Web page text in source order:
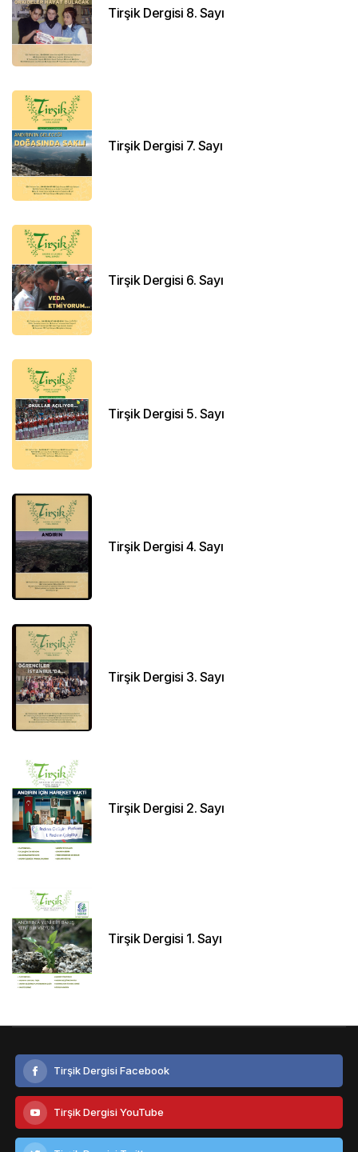
Tirşik Dergisi 8. Sayı
Tirşik Dergisi 7. Sayı
Tirşik Dergisi 6. Sayı
Tirşik Dergisi 5. Sayı
Tirşik Dergisi 4. Sayı
Tirşik Dergisi 3. Sayı
Tirşik Dergisi 2. Sayı
Tirşik Dergisi 1. Sayı
Tirşik Dergisi Facebook
Tirşik Dergisi YouTube